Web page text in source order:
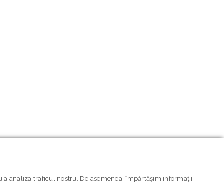
analiza traficul nostru. De asemenea, împărtășim informații